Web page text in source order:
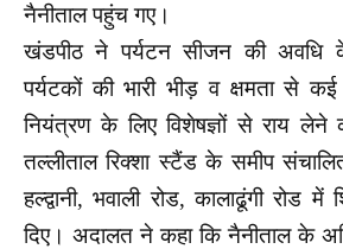
नैनीताल पहुंच गए।
खंडपीठ ने पर्यटन सीजन की अवधि
पर्यटकों की भारी भीड़ व क्षमता से
नियंत्रण के लिए विशेषज्ञों से राय लेने
तल्लीताल रिक्शा स्टैंड के समीप
हल्द्वानी, भवाली रोड, कालाढूंगी
दिए। अदालत ने कहा कि नैनीताल के